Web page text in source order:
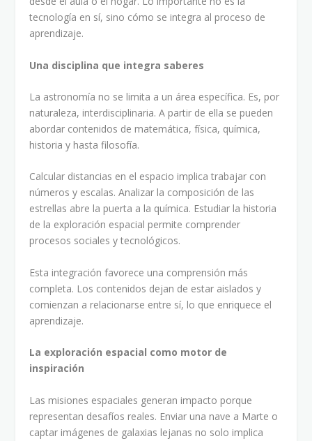
tecnología en sí, sino cómo se integra al proceso de
aprendizaje.
Una disciplina que integra saberes
La astronomía no se limita a un área específica. Es, por
naturaleza, interdisciplinaria. A partir de ella se pueden
abordar contenidos de matemática, física, química,
historia y hasta filosofía.
Calcular distancias en el espacio implica trabajar con
números y escalas. Analizar la composición de las
estrellas abre la puerta a la química. Estudiar la historia
de la exploración espacial permite comprender
procesos sociales y tecnológicos.
Esta integración favorece una comprensión más
completa. Los contenidos dejan de estar aislados y
comienzan a relacionarse entre sí, lo que enriquece el
aprendizaje.
La exploración espacial como motor de
inspiración
Las misiones espaciales generan impacto porque
representan desafíos reales. Enviar una nave a Marte o
captar imágenes de galaxias lejanas no solo implica